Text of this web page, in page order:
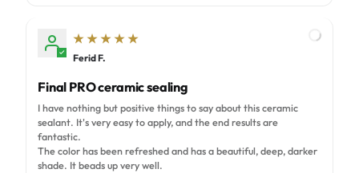
Ferid F.
Final PRO ceramic sealing
I have nothing but positive things to say about this ceramic
sealant. It's very easy to apply, and the end results are
fantastic.
The color has been refreshed and has a beautiful, deep, darker
shade. It beads up very well.